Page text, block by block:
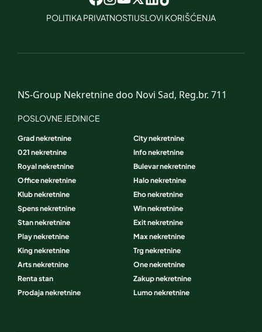
POLITIKA PRIVATNOSTIUSLOVI KORIŠĆENJA
NS-Group Nekretnine doo Novi Sad, Reg.br. 711
POSLOVNE JEDINICE
Grad nekretnine
City nekretnine
021 nekretnine
Info nekretnine
Royal nekretnine
Bulevar nekretnine
Office nekretnine
Halo nekretnine
Klub nekretnine
Eho nekretnine
Spens nekretnine
Win nekretnine
Stan nekretnine
Exit nekretnine
Play nekretnine
Max nekretnine
King nekretnine
Trg nekretnine
Arts nekretnine
One nekretnine
Renta stan
Zakup nekretnine
Prodaja nekretnine
Lumo nekretnine